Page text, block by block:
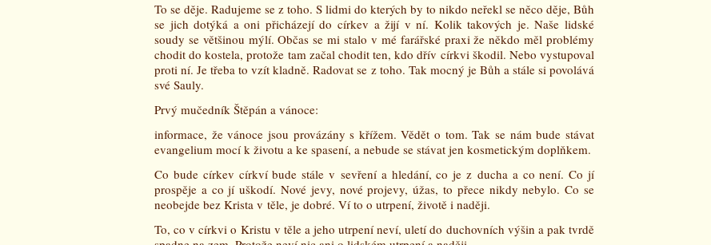
To se děje. Radujeme se z toho. S lidmi do kterých by to nikdo neřekl se něco děje, Bůh
se jich dotýká a oni přicházejí do církev a žijí v ní. Kolik takových je. Naše lidské
soudy se většinou mýlí. Občas se mi stalo v mé farářské praxi že někdo měl problémy
chodit do kostela, protože tam začal chodit ten, kdo dřív církvi škodil. Nebo vystupoval
proti ní. Je třeba to vzít kladně. Radovat se z toho. Tak mocný je Bůh a stále si povolává
své Sauly.
Prvý mučedník Štěpán a vánoce:
informace, že vánoce jsou provázány s křížem. Vědět o tom. Tak se nám bude stávat
evangelium mocí k životu a ke spasení, a nebude se stávat jen kosmetickým doplňkem.
Co bude církev církví bude stále v sevření a hledání, co je z ducha a co není. Co jí
prospěje a co jí uškodí. Nové jevy, nové projevy, úžas, to přece nikdy nebylo. Co se
neobejde bez Krista v těle, je dobré. Ví to o utrpení, životě i naději.
To, co v církvi o Kristu v těle a jeho utrpení neví, uletí do duchovních výšin a pak tvrdě